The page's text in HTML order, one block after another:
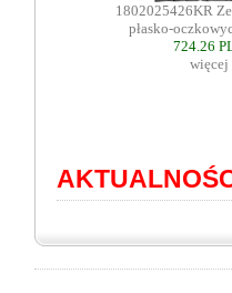
1802025426KR
płasko-
724.26
więcej